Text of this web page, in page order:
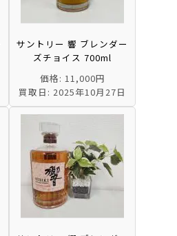
サントリー 響 ブレンダー
ズチョイス 700ml
価格: 11,000円
買取日: 2025年10月27日